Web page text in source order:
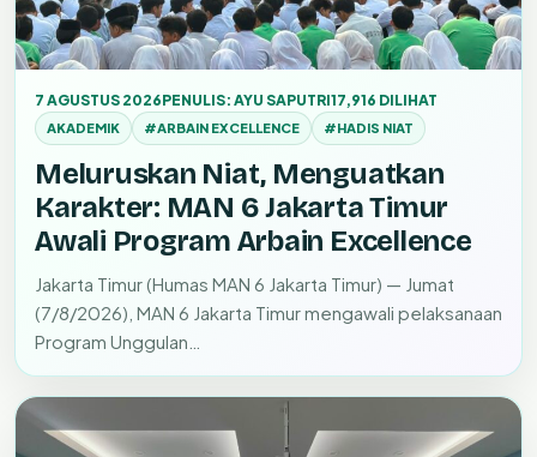
7 AGUSTUS 2026PENULIS: AYU SAPUTRI17,916 DILIHAT
AKADEMIK #ARBAIN EXCELLENCE #HADIS NIAT
Meluruskan Niat, Menguatkan
Karakter: MAN 6 Jakarta Timur
Awali Program Arbain Excellence
Jakarta Timur (Humas MAN 6 Jakarta Timur) — Jumat
(7/8/2026), MAN 6 Jakarta Timur mengawali pelaksanaan
Program Unggulan…